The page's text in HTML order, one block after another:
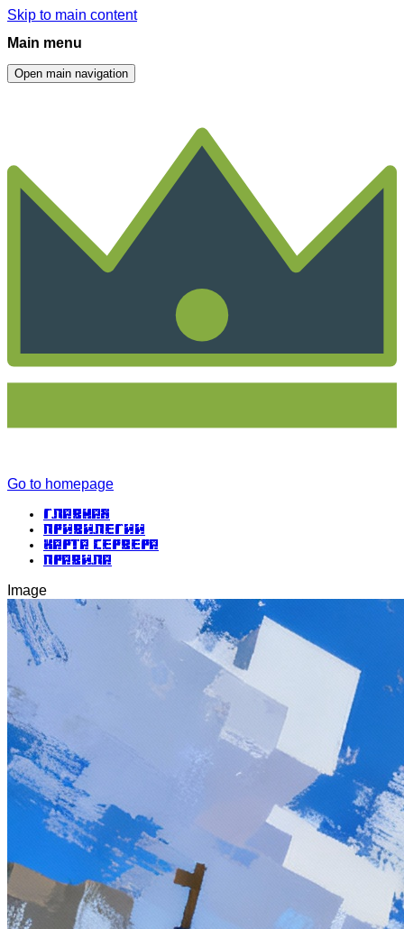
Skip to main content
Main menu
Open main navigation
Go to homepage
Главная
Привилегии
Карта сервера
Правила
Image